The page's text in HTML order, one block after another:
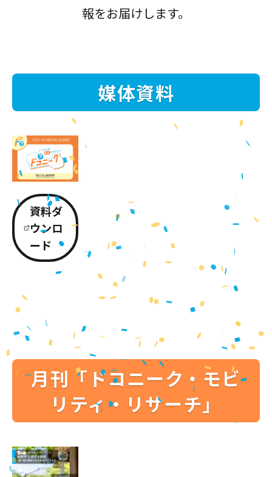
報をお届けします。
媒体資料
資料ダ
ウンロ
ード
月刊「ドコニーク・モビ
リティ・リサーチ」